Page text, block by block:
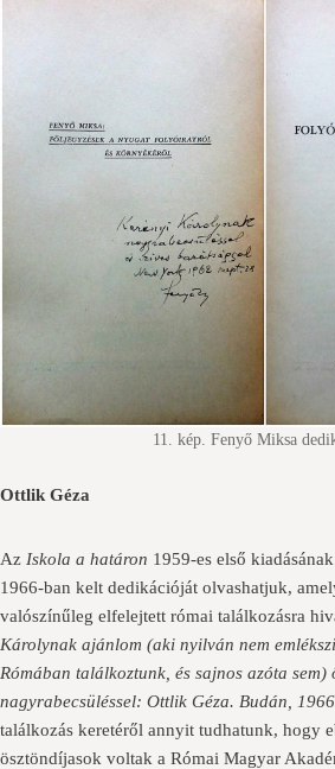
11. kép. Fenyő Miksa
Ottlik Géza
Az Iskola a határon 1959-es első
1966-ban kelt dedikációját olvashatjuk,
valószínűleg elfelejtett római találkozásra
Károlynak ajánlom (aki nyilván nem
Rómában találkoztunk, és sajnos azóta sem)
nagyrabecsüléssel: Ottlik Géza. Budán,
találkozás keretéről annyit tudhatunk, hogy
ösztöndíjasok voltak a Római Magyar